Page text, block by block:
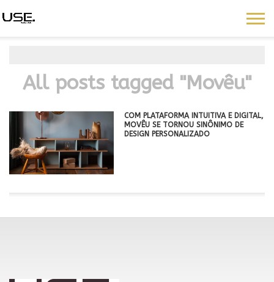
All posts tagged "Movêu"
COM PLATAFORMA INTUITIVA E DIGITAL,
MOVÊU SE TORNOU SINÔNIMO DE
DESIGN PERSONALIZADO